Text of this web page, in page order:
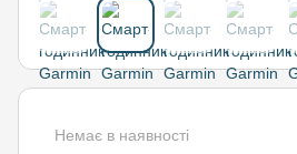
Немає в наявності